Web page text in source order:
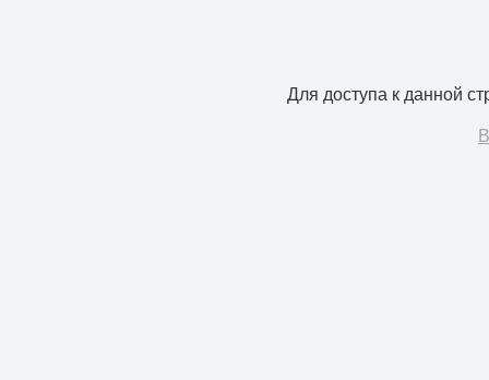
Для доступа к данной